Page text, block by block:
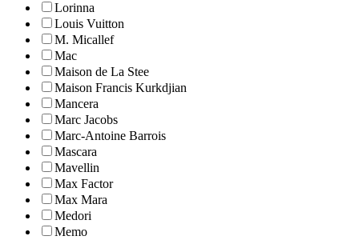
Lorinna
Louis Vuitton
M. Micallef
Mac
Maison de La Stee
Maison Francis Kurkdjian
Mancera
Marc Jacobs
Marc-Antoine Barrois
Mascara
Mavellin
Max Factor
Max Mara
Medori
Memo